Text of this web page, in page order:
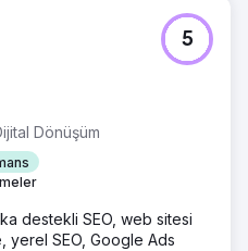
Dönüşüm
5
destekli SEO, web sitesi
yerel SEO, Google Ads